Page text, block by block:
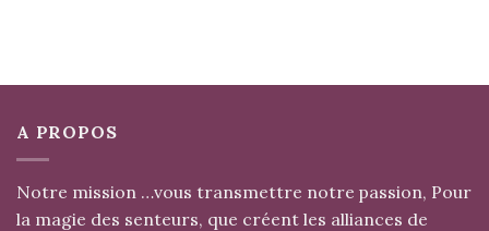
A PROPOS
Notre mission …vous transmettre notre passion, Pour
la magie des senteurs, que créent les alliances de